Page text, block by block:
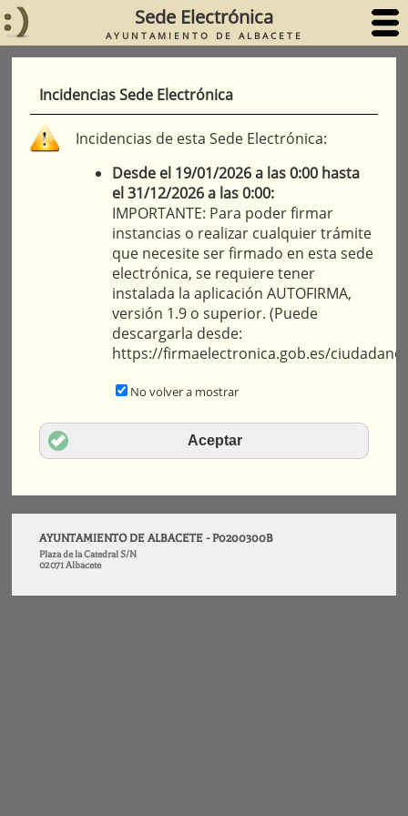
Sede Electrónica
AYUNTAMIENTO DE ALBACETE
Incidencias Sede Electrónica
Incidencias de esta Sede Electrónica:
Desde el 19/01/2026 a las 0:00 hasta
el 31/12/2026 a las 0:00:
IMPORTANTE: Para poder firmar
instancias o realizar cualquier trámite
que necesite ser firmado en esta sede
electrónica, se requiere tener
instalada la aplicación AUTOFIRMA,
versión 1.9 o superior. (Puede
descargarla desde:
https://firmaelectronica.gob.es/
No volver a mostrar
Aceptar
AYUNTAMIENTO DE ALBACETE - P0200300B
Plaza de la Catedral S/N
02071 Albacete